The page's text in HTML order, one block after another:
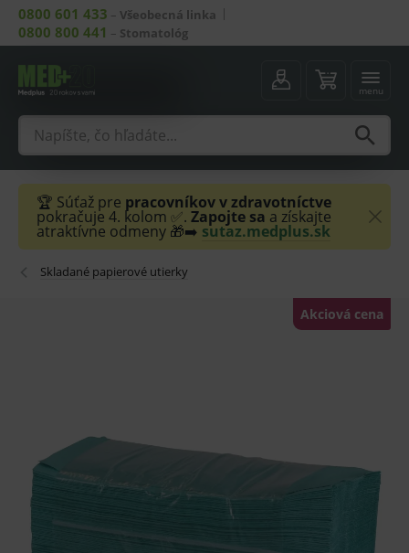
0800 601 433 – Všeobecná linka
0800 800 441 – Stomatológ
menu
🏆 Súťaž pre pracovníkov v zdravotníctve
pokračuje 4. kolom ✅. Zapojte sa a získajte
atraktívne odmeny 🎁➡️ sutaz.medplus.sk
Skladané papierové utierky
Akciová cena